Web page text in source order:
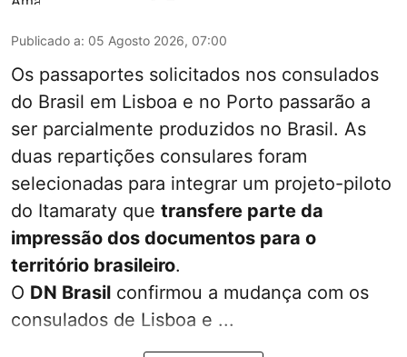
Publicado a: 05 Agosto 2026, 07:00
Os passaportes solicitados nos consulados
do Brasil em Lisboa e no Porto passarão a
ser parcialmente produzidos no Brasil. As
duas repartições consulares foram
selecionadas para integrar um projeto-piloto
do Itamaraty que transfere parte da
impressão dos documentos para o
território brasileiro.
O DN Brasil confirmou a mudança com os
consulados de Lisboa e ...